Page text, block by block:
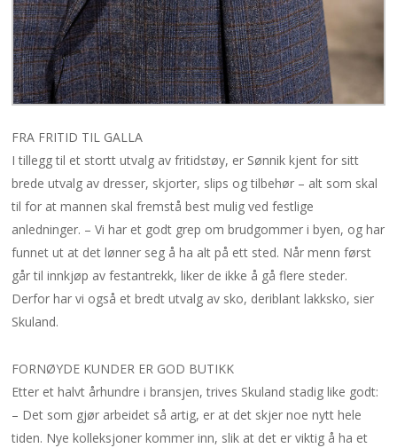
FRA FRITID TIL GALLA
I tillegg til et stortt utvalg av fritidstøy, er Sønnik kjent for sitt
brede utvalg av dresser, skjorter, slips og tilbehør – alt som skal
til for at mannen skal fremstå best mulig ved festlige
anledninger. – Vi har et godt grep om brudgommer i byen, og har
funnet ut at det lønner seg å ha alt på ett sted. Når menn først
går til innkjøp av festantrekk, liker de ikke å gå flere steder.
Derfor har vi også et bredt utvalg av sko, deriblant lakksko, sier
Skuland.
FORNØYDE KUNDER ER GOD BUTIKK
Etter et halvt århundre i bransjen, trives Skuland stadig like godt:
– Det som gjør arbeidet så artig, er at det skjer noe nytt hele
tiden. Nye kolleksjoner kommer inn, slik at det er viktig å ha et